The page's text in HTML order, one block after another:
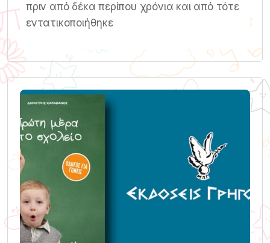
πριν από δέκα περίπου χρόνια και από τότε
εντατικοποιήθηκε